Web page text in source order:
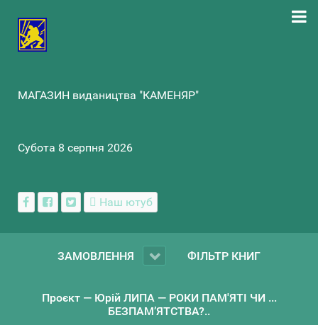
МАГАЗИН видаництва "КАМЕНЯР"
Субота 8 серпня 2026
Наш ютуб
ЗАМОВЛЕННЯ ФІЛЬТР КНИГ
Проєкт — Юрій ЛИПА — РОКИ ПАМ'ЯТІ ЧИ ...
БЕЗПАМ’ЯТСТВА?..